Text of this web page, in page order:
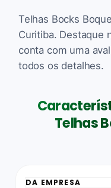
Telhas Bocks
Curitiba. Destaque
conta com uma
todos os detalhes.
Telhas
DA EMPRESA